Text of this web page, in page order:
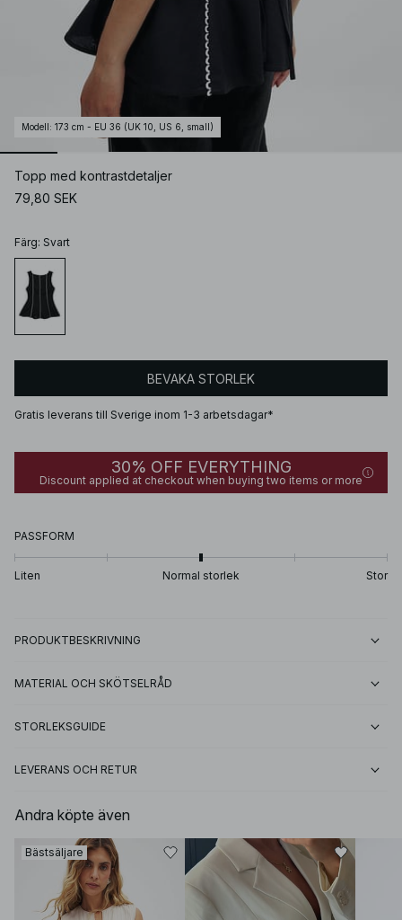
Modell : 173 cm - EU 36 (UK 10, US 6, small)
Topp med kontrastdetaljer
79,80 SEK
Färg: Svart
BEVAKA STORLEK
Gratis leverans till Sverige inom 1-3 arbetsdagar*
30% OFF EVERYTHING
Discount applied at checkout when buying two items or more
PASSFORM
Liten Normal storlek Stor
PRODUKTBESKRIVNING
MATERIAL OCH SKÖTSELRÅD
STORLEKSGUIDE
LEVERANS OCH RETUR
Andra köpte även
Bästsäljare